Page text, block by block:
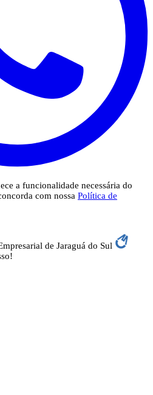
a funcionalidade necessária do
com nossa Política de
de Jaraguá do Sul